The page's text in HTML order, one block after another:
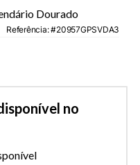
Dourado
Referência: 20957GPSVDA3
no